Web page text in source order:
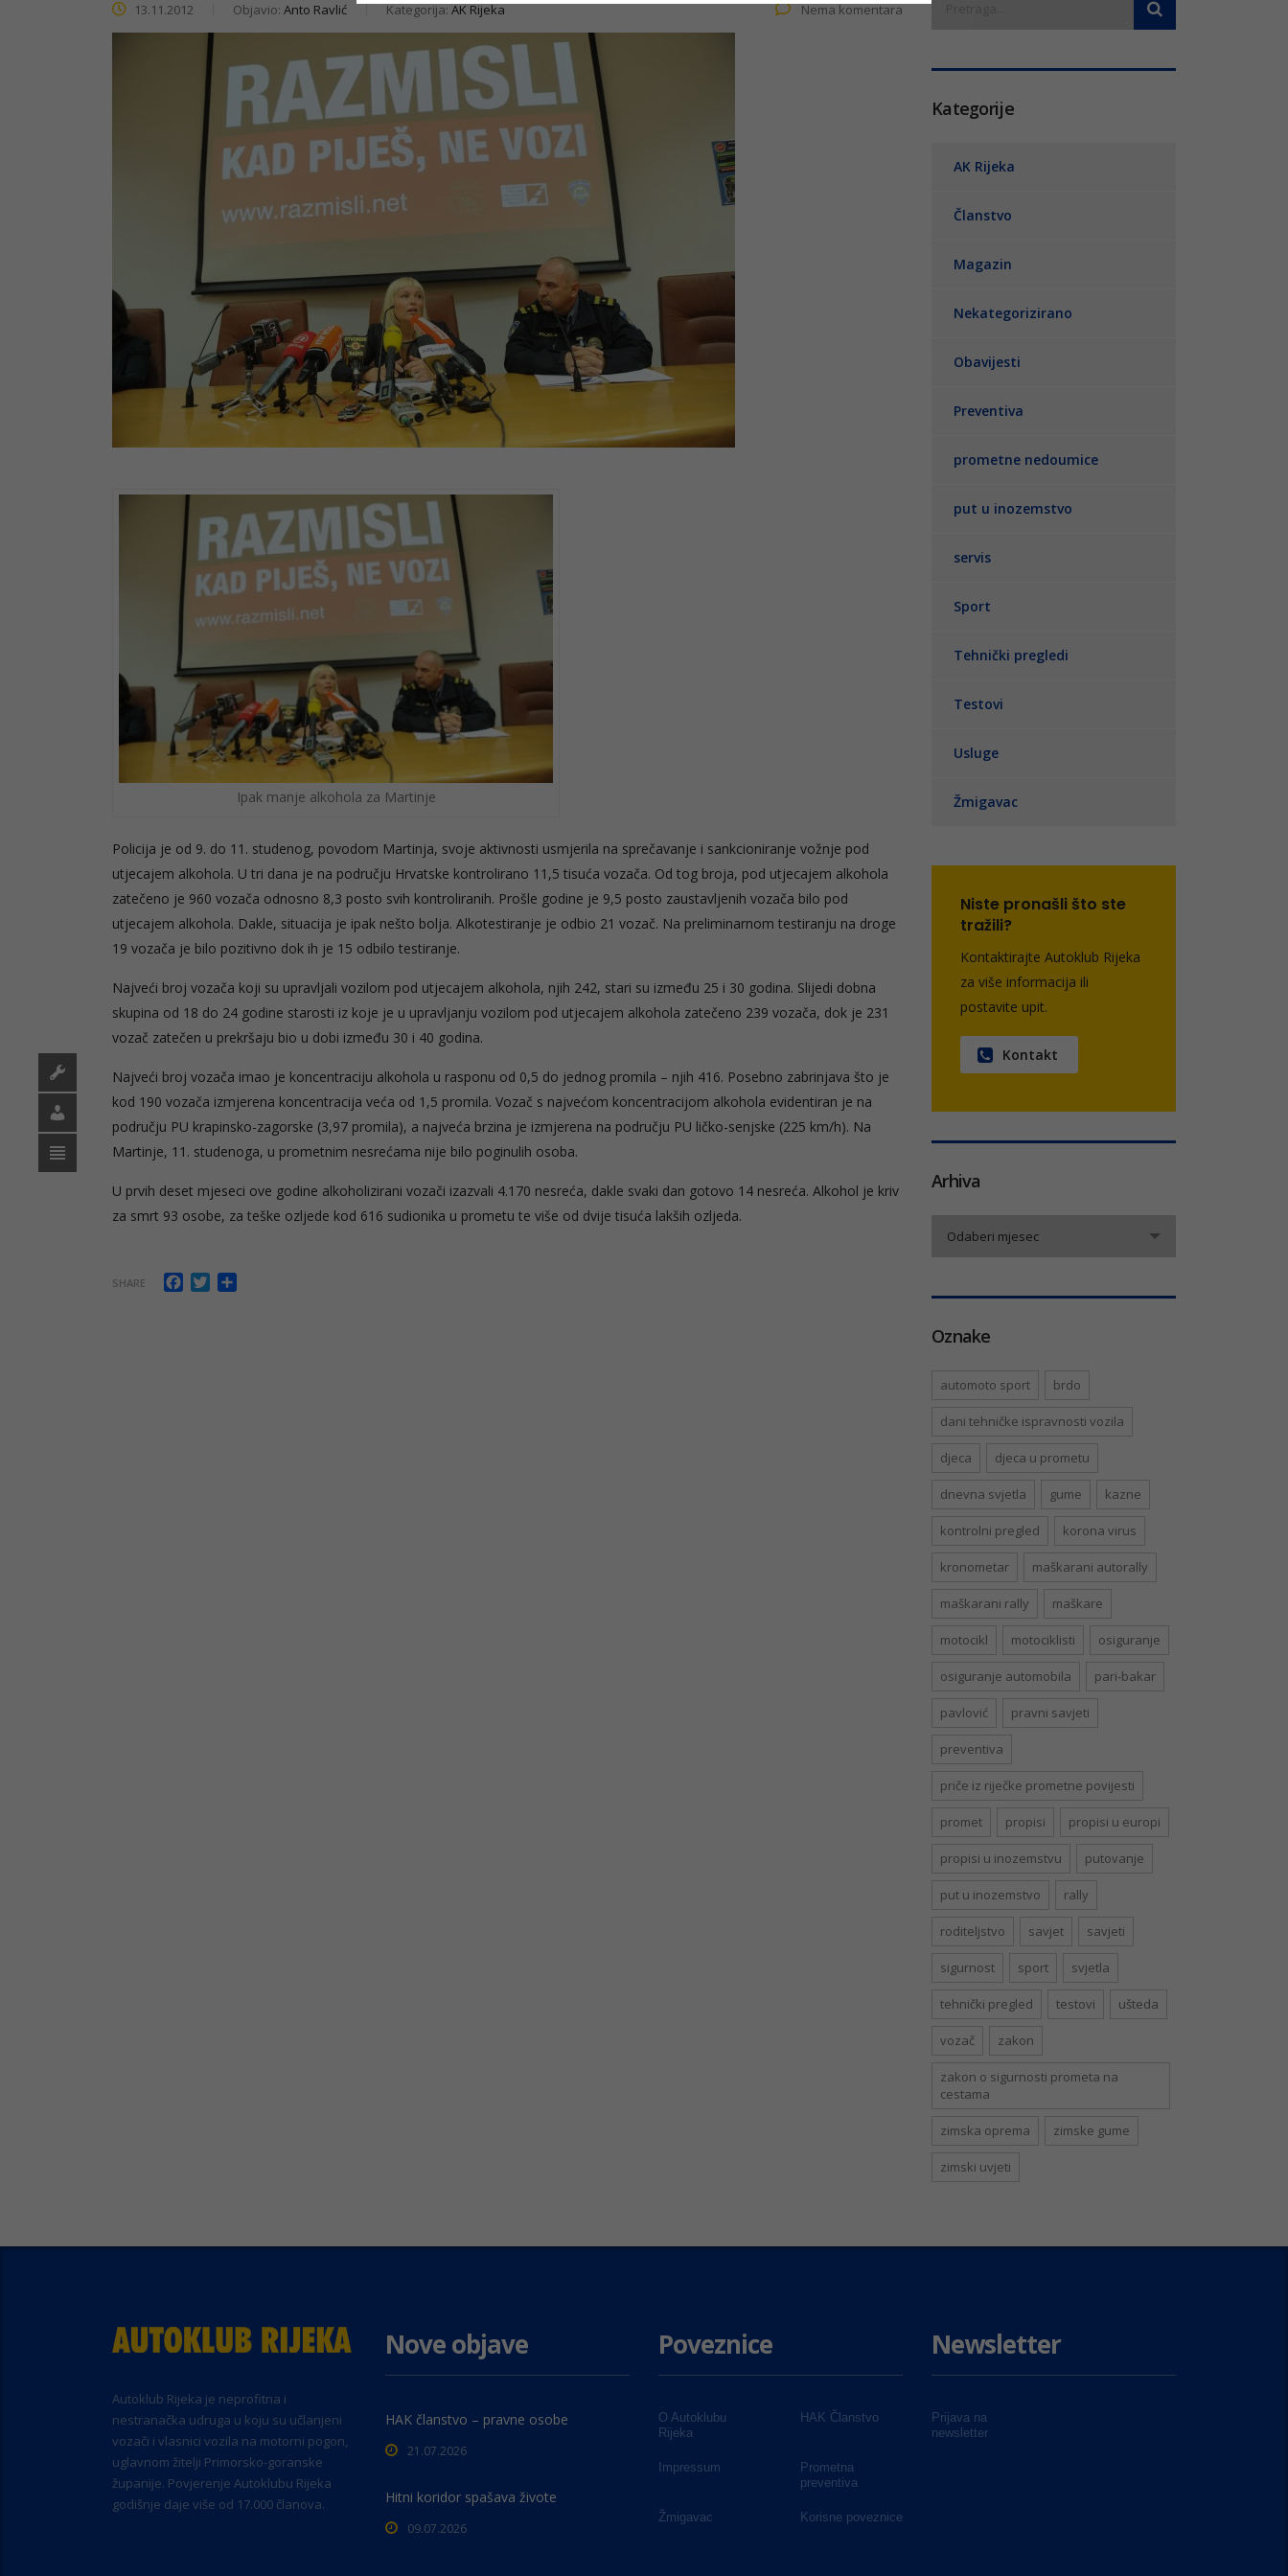
13.11.2012 Objavio: Anto Ravlić Kategorija:AK Rijeka Nema komentara
Ipak manje alkohola za Martinje
Policija je od 9. do 11. studenog, povodom Martinja, svoje aktivnosti usmjerila na sprečavanje i sankcioniranje vožnje pod
utjecajem alkohola. U tri dana je na području Hrvatske kontrolirano 11,5 tisuća vozača. Od tog broja, pod utjecajem alkohola
zatečeno je 960 vozača odnosno 8,3 posto svih kontroliranih. Prošle godine je 9,5 posto zaustavljenih vozača bilo pod
utjecajem alkohola. Dakle, situacija je ipak nešto bolja. Alkotestiranje je odbio 21 vozač. Na preliminarnom testiranju na droge
19 vozača je bilo pozitivno dok ih je 15 odbilo testiranje.
Najveći broj vozača koji su upravljali vozilom pod utjecajem alkohola, njih 242, stari su između 25 i 30 godina. Slijedi dobna
skupina od 18 do 24 godine starosti iz koje je u upravljanju vozilom pod utjecajem alkohola zatečeno 239 vozača, dok je 231
vozač zatečen u prekršaju bio u dobi između 30 i 40 godina.
Najveći broj vozača imao je koncentraciju alkohola u rasponu od 0,5 do jednog promila – njih 416. Posebno zabrinjava što je
kod 190 vozača izmjerena koncentracija veća od 1,5 promila. Vozač s najvećom koncentracijom alkohola evidentiran je na
području PU krapinsko-zagorske (3,97 promila), a najveća brzina je izmjerena na području PU ličko-senjske (225 km/h). Na
Martinje, 11. studenoga, u prometnim nesrećama nije bilo poginulih osoba.
U prvih deset mjeseci ove godine alkoholizirani vozači izazvali 4.170 nesreća, dakle svaki dan gotovo 14 nesreća. Alkohol je kriv
za smrt 93 osobe, za teške ozljede kod 616 sudionika u prometu te više od dvije tisuća lakših ozljeda.
SHARE Facebook
Twitter
Kategorije
AK Rijeka
Članstvo
Magazin
Nekategorizirano
Obavijesti
Preventiva
prometne nedoumice
put u inozemstvo
servis
Sport
Tehnički pregledi
Testovi
Usluge
Žmigavac
Niste pronašli što ste
tražili?
Kontaktirajte Autoklub Rijeka
za više informacija ili
postavite upit.
Kontakt
Arhiva
Odaberi mjesec
Oznake
automoto sport brdo
dani tehničke ispravnosti vozila
djeca djeca u prometu
dnevna svjetla gume kazne
kontrolni pregled korona virus
kronometar maškarani autorally
maškarani rally maškare
motocikl motociklisti osiguranje
osiguranje automobila pari-bakar
pavlović pravni savjeti
preventiva
priče iz riječke prometne povijesti
promet propisi propisi u europi
propisi u inozemstvu putovanje
put u inozemstvo rally
roditeljstvo savjet savjeti
sigurnost sport svjetla
tehnički pregled testovi ušteda
vozač zakon
zakon o sigurnosti prometa na
cestama
zimska oprema zimske gume
zimski uvjeti
Autoklub Rijeka je neprofitna i
nestranačka udruga u koju su učlanjeni
vozači i vlasnici vozila na motorni pogon,
uglavnom žitelji Primorsko-goranske
županije. Povjerenje Autoklubu Rijeka
godišnje daje više od 17.000 članova.
Nove objave
HAK članstvo – pravne osobe
21.07.2026
Hitni koridor spašava živote
09.07.2026
Poveznice
O Autoklubu
Rijeka
HAK Članstvo
Impressum
Prometna
preventiva
Žmigavac Korisne poveznice
Newsletter
Prijava na
newsletter